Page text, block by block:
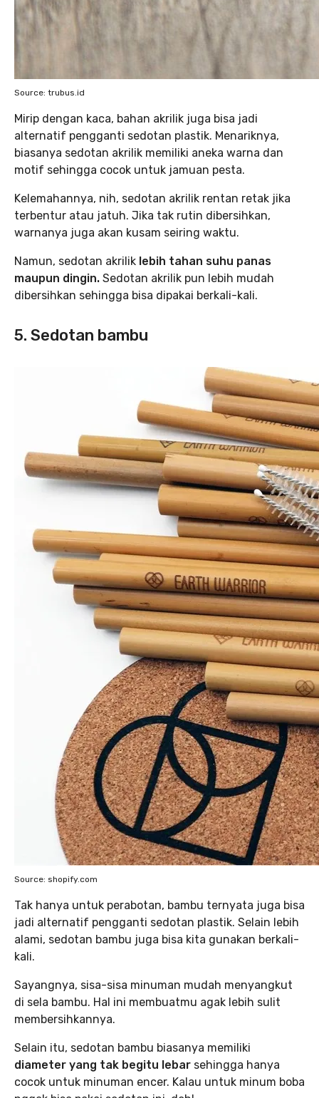
Source: trubus.id
Mirip dengan kaca, bahan akrilik juga bisa jadi
alternatif pengganti sedotan plastik. Menariknya,
biasanya sedotan akrilik memiliki aneka warna dan
motif sehingga cocok untuk jamuan pesta.
Kelemahannya, nih, sedotan akrilik rentan retak jika
terbentur atau jatuh. Jika tak rutin dibersihkan,
warnanya juga akan kusam seiring waktu.
Namun, sedotan akrilik lebih tahan suhu panas
maupun dingin. Sedotan akrilik pun lebih mudah
dibersihkan sehingga bisa dipakai berkali-kali.
5. Sedotan bambu
Source: shopify.com
Tak hanya untuk perabotan, bambu ternyata juga bisa
jadi alternatif pengganti sedotan plastik. Selain lebih
alami, sedotan bambu juga bisa kita gunakan berkali-
kali.
Sayangnya, sisa-sisa minuman mudah menyangkut
di sela bambu. Hal ini membuatmu agak lebih sulit
membersihkannya.
Selain itu, sedotan bambu biasanya memiliki
diameter yang tak begitu lebar sehingga hanya
cocok untuk minuman encer. Kalau untuk minum boba